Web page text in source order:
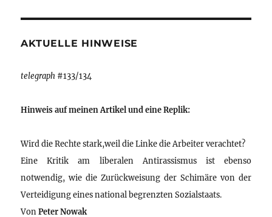
AKTUELLE HINWEISE
telegraph #133/134
Hinweis auf meinen Artikel und eine Replik:
Wird die Rechte stark,weil die Linke die Arbeiter verachtet?
Eine Kritik am liberalen Antirassismus ist ebenso
notwendig, wie die Zurückweisung der Schimäre von der
Verteidigung eines national begrenzten Sozialstaats.
VonPeter Nowak